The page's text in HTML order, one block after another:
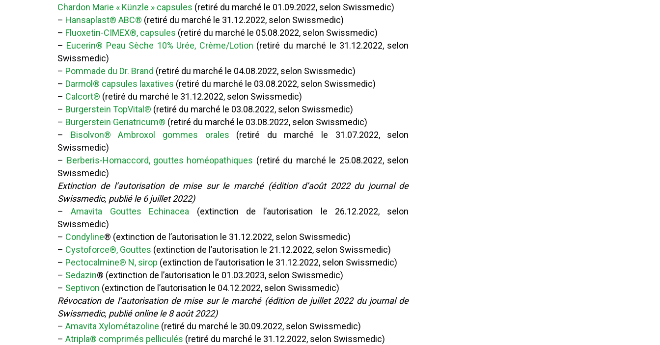
Chardon Marie « Künzle » capsules (retiré du marché le 01.09.2022, selon Swissmedic)
– Hansaplast® ABC® (retiré du marché le 31.12.2022, selon Swissmedic)
– Fluoxetin-CIMEX®, capsules (retiré du marché le 05.08.2022, selon Swissmedic)
– Eucerin® Peau Sèche 10% Urée, Crème/Lotion (retiré du marché le 31.12.2022, selon
Swissmedic)
– Pommade du Dr. Brand (retiré du marché le 04.08.2022, selon Swissmedic)
– Darmol® capsules laxatives (retiré du marché le 03.08.2022, selon Swissmedic)
– Calcort® (retiré du marché le 31.12.2022, selon Swissmedic)
– Burgerstein TopVital® (retiré du marché le 03.08.2022, selon Swissmedic)
– Burgerstein Geriatricum® (retiré du marché le 03.08.2022, selon Swissmedic)
– Bisolvon® Ambroxol gommes orales (retiré du marché le 31.07.2022, selon
Swissmedic)
– Berberis-Homaccord, gouttes homéopathiques (retiré du marché le 25.08.2022, selon
Swissmedic)
Extinction de l’autorisation de mise sur le marché (édition d’août 2022 du journal de
Swissmedic, publié le 6 juillet 2022)
–Amavita Gouttes Echinacea (extinction de l’autorisation le 26.12.2022, selon
Swissmedic)
– Condyline® (extinction de l’autorisation le 31.12.2022, selon Swissmedic)
– Cystoforce®, Gouttes (extinction de l’autorisation le 21.12.2022, selon Swissmedic)
– Pectocalmine® N, sirop (extinction de l’autorisation le 31.12.2022, selon Swissmedic)
– Sedazin® (extinction de l’autorisation le 01.03.2023, selon Swissmedic)
– Septivon (extinction de l’autorisation le 04.12.2022, selon Swissmedic)
Révocation de l’autorisation de mise sur le marché (édition de juillet 2022 du journal de
Swissmedic, publié online le 8 août 2022)
– Amavita Xylométazoline (retiré du marché le 30.09.2022, selon Swissmedic)
– Atripla® comprimés pelliculés (retiré du marché le 31.12.2022, selon Swissmedic)